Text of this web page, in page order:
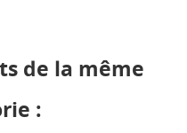
de la même
: